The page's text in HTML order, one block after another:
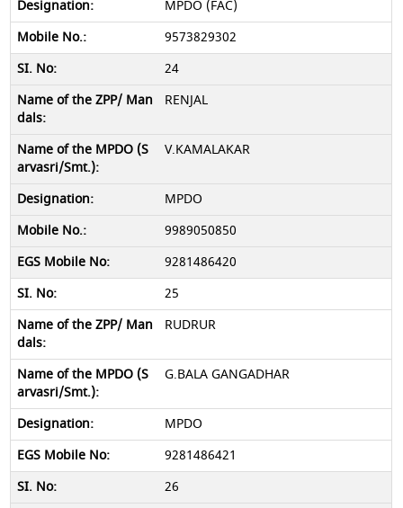
MPDO (FAC)
9573829302
24
RENJAL
V.KAMALAKAR
MPDO
9989050850
9281486420
25
RUDRUR
G.BALA GANGADHAR
MPDO
9281486421
26